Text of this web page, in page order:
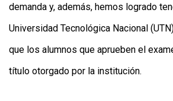
demanda y, además, hemos logrado
Universidad Tecnológica Nacional
que los alumnos que aprueben el
título otorgado por la institución.